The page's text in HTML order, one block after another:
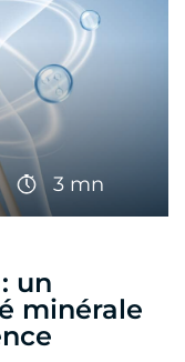
3 mn
un
minérale